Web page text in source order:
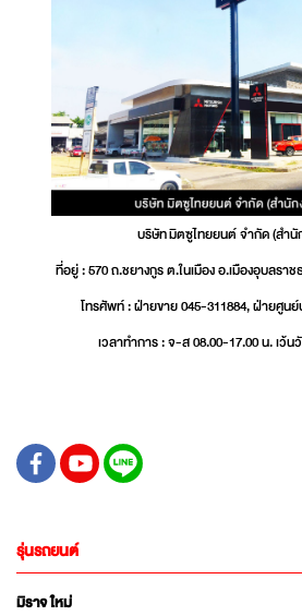
บริษัท มิตซูไทยยนต์ จำกัด (สำนั
ที่อยู่ : 570 ถ.ชยางกูร ต.ในเมือง อ.เมืองอุบลรา
โทรศัพท์ : ฝ่ายขาย 045-311884, ฝ่ายศูนย์
เวลาทำการ : จ-ส 08.00-17.00 น. เว้
รุ่นรถยนต์
มิราจ ใหม่